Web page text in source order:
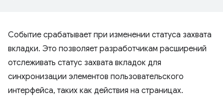
Событие срабатывает при изменении статуса захвата
вкладки. Это позволяет разработчикам расширений
отслеживать статус захвата вкладок для
синхронизации элементов пользовательского
интерфейса, таких как действия на страницах.